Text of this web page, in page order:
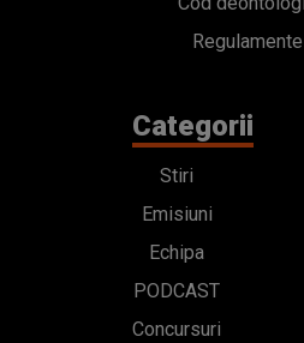
Regulamente
Categorii
Stiri
Emisiuni
Echipa
PODCAST
Concursuri